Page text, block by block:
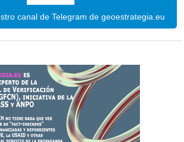
canal de Telegram de geoestrategia.eu